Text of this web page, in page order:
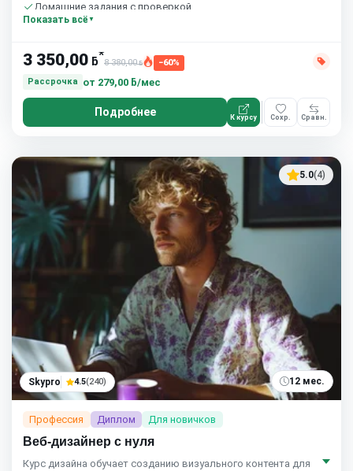
Домашние задания с проверкой
Бесплатный пробный урок
Показать всё
3 350,00 ƃ*
8 380,00ƃ
−60%
Рассрочка
от 279,00 ƃ/мес
Подробнее К курсу Сохр. Сравн.
5.0(4)
Skypro 4.5(240) 12 мес.
Профессия Диплом Для новичков
Веб-дизайнер с нуля
Курс дизайна обучает созданию визуального контента для